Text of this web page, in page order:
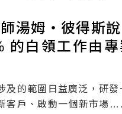
湯姆・彼得斯
的白領工作由
及的範圍日益廣泛，研發
客戶、啟動一個新市場